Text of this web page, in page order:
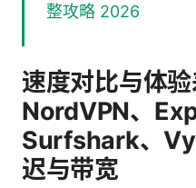
整攻略 2026
速度对比与体验
NordVPN、
Surfshark、
迟与带宽